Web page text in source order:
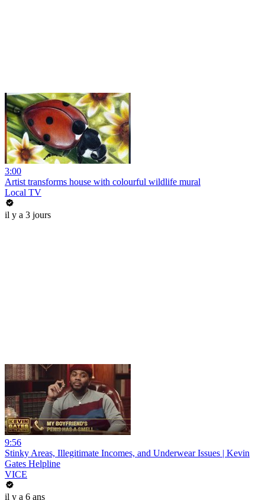
3:00
Artist transforms house with colourful wildlife mural
Local TV
il y a 3 jours
9:56
Stinky Areas, Illegitimate Incomes, and Underwear Issues | Kevin
Gates Helpline
VICE
il y a 6 ans